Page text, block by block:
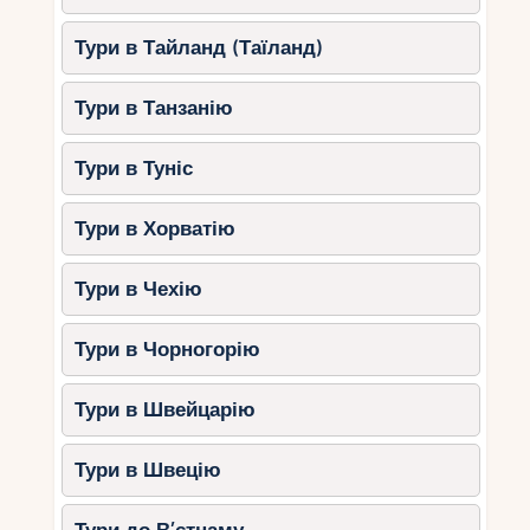
природними пам’ятками курорту.
Монастир Айя-Напи
Історичний монастир, збудований у XVI столітті,
розташований у центрі міста. Це одне з
найзнакових місць Айя-Напи, яке варто
відвідати.
Парк скульптур
Унікальний арт-простір просто неба, де
представлені роботи художників з усього світу.
Морські печери
Одне з найкрасивіших природних місць Кіпру,
що ідеально підходить для фотосесій та
прогулянок.
Тури в Тайланд (Таїланд)
Тури в Танзанію
Тури в Туніс
Тури в Хорватію
Тури в Чехію
Тури в Чорногорію
Тури в Швейцарію
Тури в Швецію